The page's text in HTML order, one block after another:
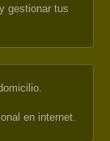
gestionar tus
en internet.